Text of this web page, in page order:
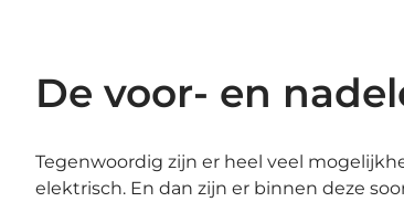
De voor- en
Tegenwoordig zijn er heel veel
elektrisch. En dan zijn er binnen deze